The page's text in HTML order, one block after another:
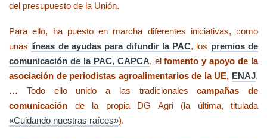
del presupuesto de la Unión.
Para ello, ha puesto en marcha diferentes iniciativas, como
unas líneas de ayudas para difundir la PAC, los premios de
comunicación de la PAC, CAPCA, elfomento y apoyo de la
asociación de periodistas agroalimentarios de la UE, ENAJ,
… Todo ello unido a las tradicionalescampañas de
comunicación de la propia DG Agri (la última, titulada
«Cuidando nuestras raíces»).